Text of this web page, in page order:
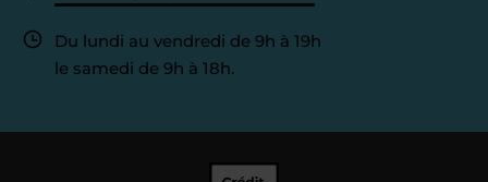
Du lundi au vendredi de 9h à 19h
le samedi de 9h à 18h.